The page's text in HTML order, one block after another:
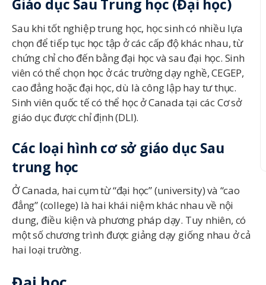
Giáo dục Sau Trung học (Đại học)
Sau khi tốt nghiệp trung học, học sinh có nhiều lựa
chọn để tiếp tục học tập ở các cấp độ khác nhau, từ
chứng chỉ cho đến bằng đại học và sau đại học. Sinh
viên có thể chọn học ở các trường dạy nghề, CEGEP,
cao đẳng hoặc đại học, dù là công lập hay tư thục.
Sinh viên quốc tế có thể học ở Canada tại các Cơ sở
giáo dục được chỉ định (DLI).
Các loại hình cơ sở giáo dục Sau
trung học
Ở Canada, hai cụm từ “đại học” (university) và “cao
đẳng” (college) là hai khái niệm khác nhau về nội
dung, điều kiện và phương pháp dạy. Tuy nhiên, có
một số chương trình được giảng dạy giống nhau ở cả
hai loại trường.